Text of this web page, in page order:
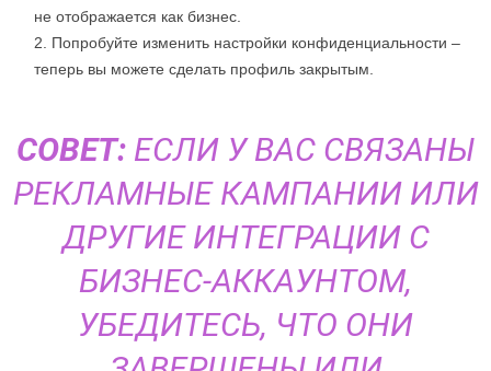
не отображается как бизнес.
Попробуйте изменить настройки конфиденциальности –
теперь вы можете сделать профиль закрытым.
СОВЕТ: ЕСЛИ У ВАС СВЯЗАНЫ
РЕКЛАМНЫЕ КАМПАНИИ ИЛИ
ДРУГИЕ ИНТЕГРАЦИИ С
БИЗНЕС-АККАУНТОМ,
УБЕДИТЕСЬ, ЧТО ОНИ